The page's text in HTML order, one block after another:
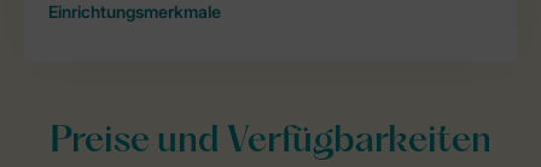
Einrichtungsmerkmale
Preise und Verfügbarkeiten